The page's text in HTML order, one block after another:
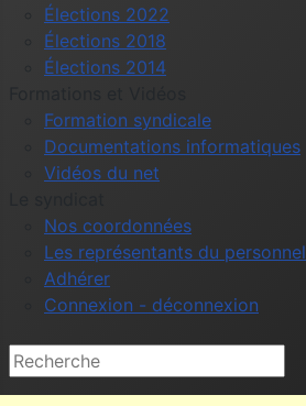
Élections 2022
Élections 2018
Élections 2014
Formation syndicale
Documentations informatiques
Vidéos du net
Nos coordonnées
Les représentants du personnel
Adhérer
Connexion - déconnexion
Rechercher